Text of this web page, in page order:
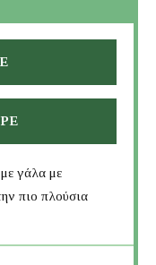
γάλα με
πιο πλούσια